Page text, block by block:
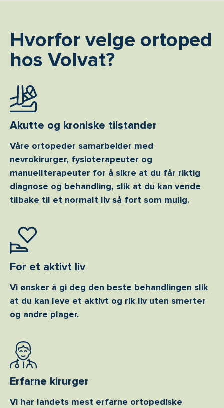
Hvorfor velge ortoped
hos Volvat?
Akutte og kroniske tilstander
Våre ortopeder samarbeider med
nevrokirurger, fysioterapeuter og
manuellterapeuter for å sikre at du får riktig
diagnose og behandling, slik at du kan vende
tilbake til et normalt liv så fort som mulig.
For et aktivt liv
Vi ønsker å gi deg den beste behandlingen slik
at du kan leve et aktivt og rik liv uten smerter
og andre plager.
Erfarne kirurger
Vi har landets mest erfarne ortopediske